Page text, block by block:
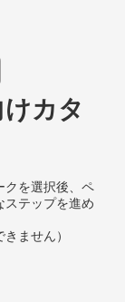
カタ
クを選択後、ペ
ステップを進め
ません）